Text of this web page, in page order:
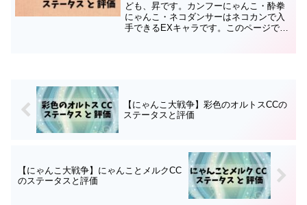
ども、昇です。カンフーにゃんこ・酔拳
にゃんこ・ネコダンサーはネコカンで入
手できるEXキャラです。このページでは
【にゃんこ大戦争】彩色のオルトスCCの
ステータスと評価
【にゃんこ大戦争】にゃんことメルクCC
のステータスと評価